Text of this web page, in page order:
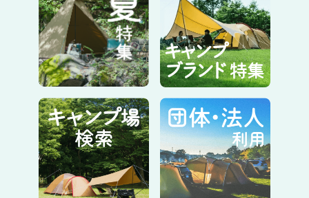
設営のしやすさ
・天井が高い空間でゆったりを
・ポールを2本入れるだけで自立する為、大きくても張りやすい
テントです。
・フライシート（外側に被せるシート）が2トーンカラーで、前
後の見分けがつきやすい。
快適さ
・3〜4人でゆったり寝れるサイズです（コット使用であれば3人
がお勧め。荷物置き場も確保できます）
・入り口が前後にあるので、風通しも良く出入りもスムーズで